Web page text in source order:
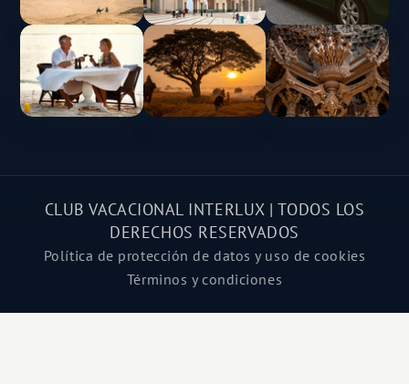
CLUB VACACIONAL INTERLUX | TODOS LOS
DERECHOS RESERVADOS
Política de protección de datos y uso de cookies
Términos y condiciones